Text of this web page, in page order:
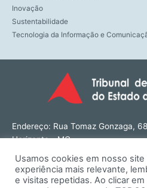
Inovação
Sustentabilidade
Tecnologia da Informação e
Endereço: Rua Tomaz Gonzaga,
Horizonte - MG
Tel: (31) 3274-1566
Contato: ouvidoria@tjmmg.jus.br
Usamos cookies em nosso
experiência mais relevante,
e visitas repetidas. Ao clicar em